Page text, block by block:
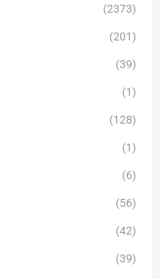
(2373)
(201)
(39)
(1)
(128)
(1)
(6)
(56)
(42)
(39)